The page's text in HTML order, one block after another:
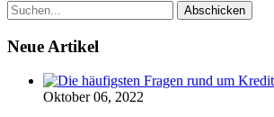
Neue Artikel
Oktober 06, 2022